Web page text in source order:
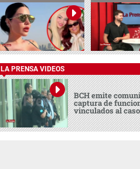
LA PRENSA VIDEOS
BCH emite
captura de
vinculados al caso